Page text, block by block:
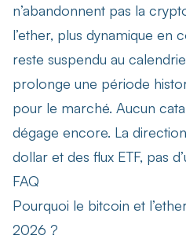
n’abandonnent pas la
l’ether, plus dynamique en
reste suspendu au
prolonge une période
pour le marché. Aucun
dégage encore. La
dollar et des flux ETF, pas
FAQ
Pourquoi le bitcoin et
2026 ?